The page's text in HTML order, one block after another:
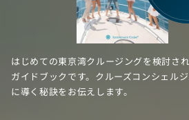
はじめての東京湾クルージングを検討さ
ガイドブックです。クルーズコンシェル
に導く秘訣をお伝えします。